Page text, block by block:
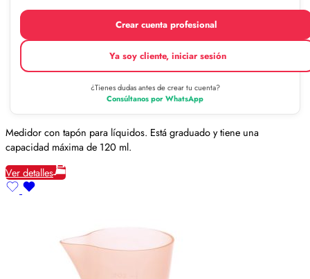
Crear cuenta profesional
Ya soy cliente, iniciar sesión
¿Tienes dudas antes de crear tu cuenta?
Consúltanos por WhatsApp
Medidor con tapón para líquidos. Está graduado y tiene una
capacidad máxima de 120 ml.
Ver detalles